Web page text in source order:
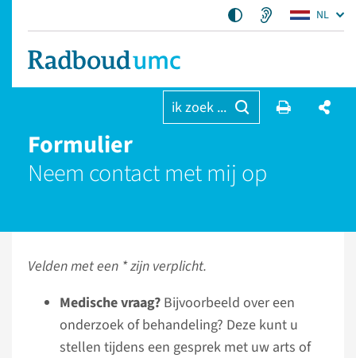
NL
ik zoek ...
Formulier
Neem contact met mij op
Velden met een * zijn verplicht.
Medische vraag? Bijvoorbeeld over een
onderzoek of behandeling? Deze kunt u
stellen tijdens een gesprek met uw arts of